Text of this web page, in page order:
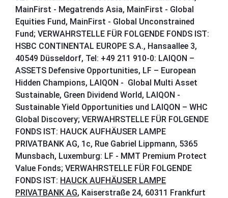
MainFirst - Megatrends Asia, MainFirst - Global
Equities Fund, MainFirst - Global Unconstrained
Fund; VERWAHRSTELLE FÜR FOLGENDE FONDS IST:
HSBC CONTINENTAL EUROPE S.A., Hansaallee 3,
40549 Düsseldorf, Tel: +49 211 910-0: LAIQON –
ASSETS Defensive Opportunities, LF – European
Hidden Champions, LAIQON - Global Multi Asset
Sustainable, Green Dividend World, LAIQON -
Sustainable Yield Opportunities und LAIQON – WHC
Global Discovery; VERWAHRSTELLE FÜR FOLGENDE
FONDS IST: HAUCK AUFHÄUSER LAMPE
PRIVATBANK AG, 1c, Rue Gabriel Lippmann, 5365
Munsbach, Luxemburg: LF - MMT Premium Protect
Value Fonds; VERWAHRSTELLE FÜR FOLGENDE
FONDS IST: HAUCK AUFHÄUSER LAMPE
PRIVATBANK AG, Kaiserstraße 24, 60311 Frankfurt